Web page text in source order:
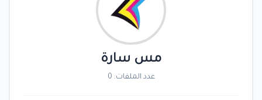
مس سارة
عدد الملفات: 0